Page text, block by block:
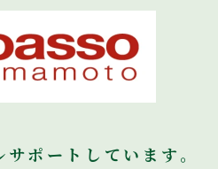
サポートしています。